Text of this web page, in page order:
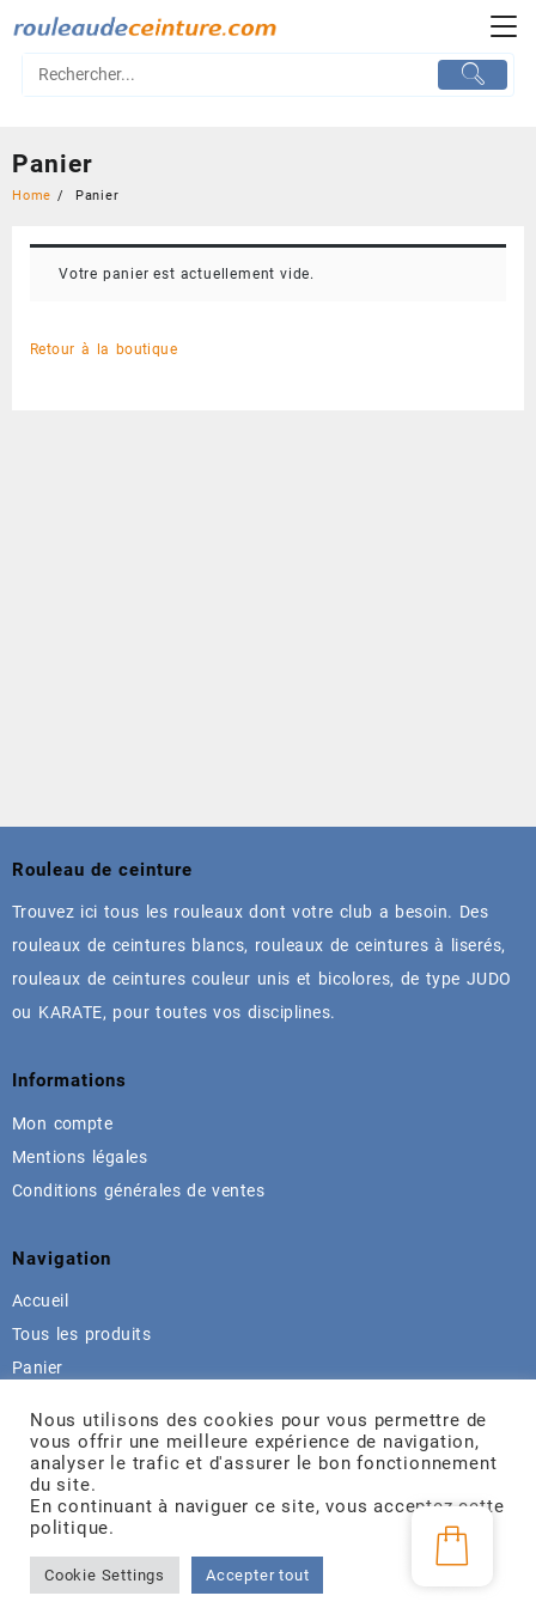
to
Panier
Home Panier
Votre panier est actuellement vide.
Retour à la boutique
Rouleau de ceinture
Trouvez ici tous les rouleaux dont votre club a besoin. Des
rouleaux de ceintures blancs, rouleaux de ceintures à liserés,
rouleaux de ceintures couleur unis et bicolores, de type JUDO
ou KARATE, pour toutes vos disciplines.
Informations
Mon compte
Mentions légales
Conditions générales de ventes
Navigation
Accueil
Tous les produits
Panier
Contact
Alsace (France)
Tél:03.88.22.55.54
Mail: contact@rouleaudeceinture.com
Nous utilisons des cookies pour vous permettre de
vous offrir une meilleure expérience de navigation,
analyser le trafic et d'assurer le bon fonctionnement
du site.
En continuant à naviguer ce site, vous acceptez cette
politique.
Cookie Settings Accepter tout